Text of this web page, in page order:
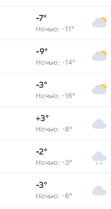
-7°
Ночью: -11°
-9°
Ночью: -14°
-3°
Ночью: -16°
+3°
Ночью: -8°
-2°
Ночью: -3°
-3°
Ночью: -6°